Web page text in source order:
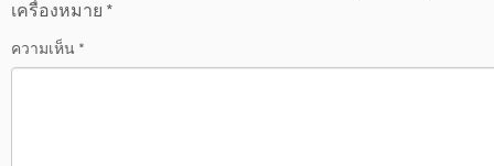
เครื่องหมาย *
ความเห็น *